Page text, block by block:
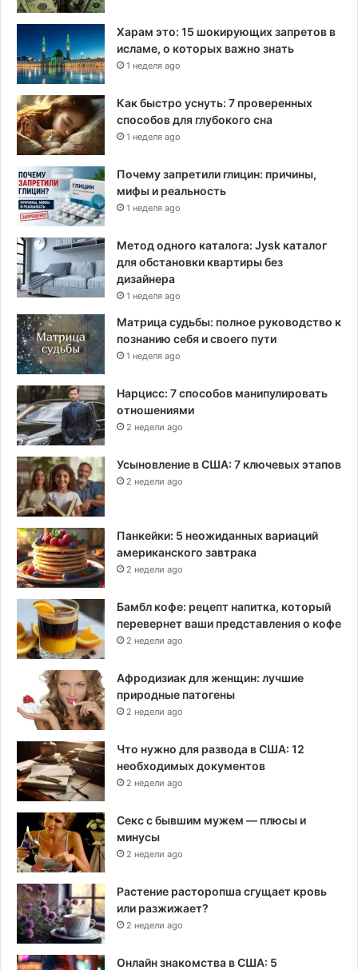
р
у
и
т
л
ь
ы
м
Харам это: 15 шокирующих запретов в
исламе, о которых важно знать
1 неделя ago
Как быстро уснуть: 7 проверенных
способов для глубокого сна
1 неделя ago
Почему запретили глицин: причины,
мифы и реальность
1 неделя ago
Метод одного каталога: Jysk каталог
для обстановки квартиры без
дизайнера
1 неделя ago
Матрица судьбы: полное руководство к
познанию себя и своего пути
1 неделя ago
Нарцисс: 7 способов манипулировать
отношениями
2 недели ago
Усыновление в США: 7 ключевых этапов
2 недели ago
Панкейки: 5 неожиданных вариаций
американского завтрака
2 недели ago
Бамбл кофе: рецепт напитка, который
перевернет ваши представления о кофе
2 недели ago
Афродизиак для женщин: лучшие
природные патогены
2 недели ago
Что нужно для развода в США: 12
необходимых документов
2 недели ago
Секс с бывшим мужем — плюсы и
минусы
2 недели ago
Растение расторопша сгущает кровь
или разжижает?
2 недели ago
Онлайн знакомства в США: 5